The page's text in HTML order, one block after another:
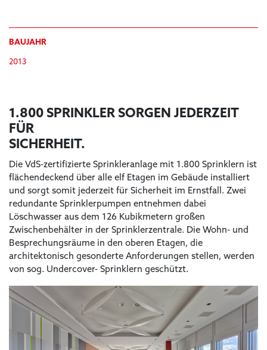
BAUJAHR
2013
1.800 SPRINKLER SORGEN JEDERZEIT
FÜR
SICHERHEIT.
Die VdS-zertifizierte Sprinkleranlage mit 1.800 Sprinklern ist
flächendeckend über alle elf Etagen im Gebäude installiert
und sorgt somit jederzeit für Sicherheit im Ernstfall. Zwei
redundante Sprinklerpumpen entnehmen dabei
Löschwasser aus dem 126 Kubikmetern großen
Zwischenbehälter in der Sprinklerzentrale. Die Wohn- und
Besprechungsräume in den oberen Etagen, die
architektonisch gesonderte Anforderungen stellen, werden
von sog. Undercover- Sprinklern geschützt.